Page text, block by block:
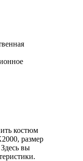
костюм
размер
Здесь вы